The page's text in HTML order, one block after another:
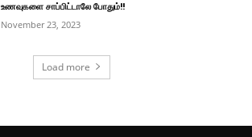
உணவுகளை சாப்பிட்டாலே போதும்!!
November 23, 2023
Load more